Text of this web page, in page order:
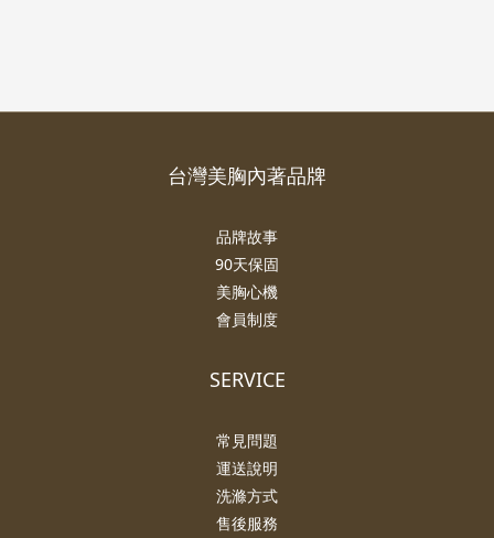
台灣美胸內著品牌
品牌故事
90天保固
美胸心機
會員制度
SERVICE
常見問題
運送說明
洗滌方式
售後服務